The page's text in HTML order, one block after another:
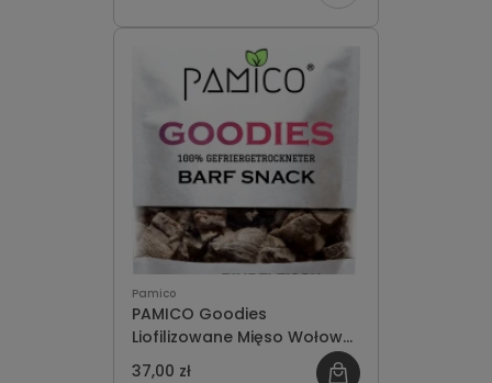
o
Pamico
PAMICO Goodies
Liofilizowane Mięso Wołowe
50g
37,00 zł